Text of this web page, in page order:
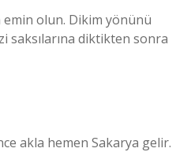
emin olun. Dikim yönünü
saksılarına diktikten sonra
akla hemen Sakarya gelir.